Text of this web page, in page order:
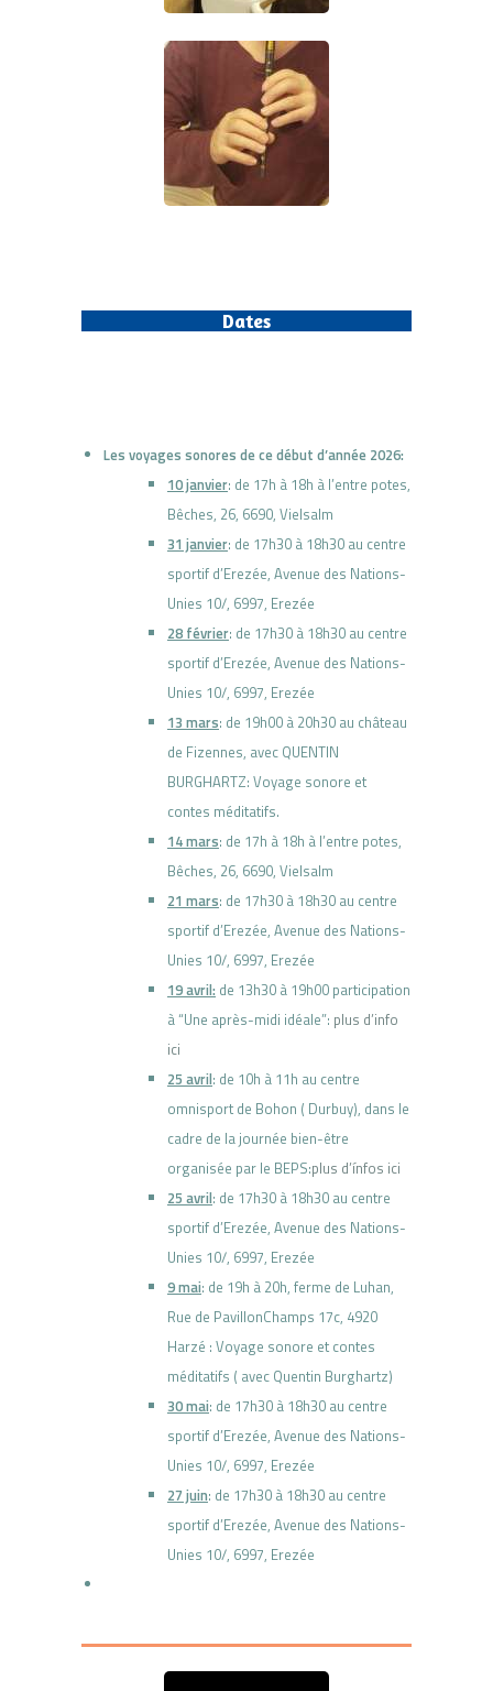
Dates
Les voyages sonores de ce début d’année 2026:
10 janvier: de 17h à 18h à l’entre potes,
Bêches, 26, 6690, Vielsalm
31 janvier: de 17h30 à 18h30 au centre
sportif d’Erezée, Avenue des Nations-
Unies 10/, 6997, Erezée
28 février: de 17h30 à 18h30 au centre
sportif d’Erezée, Avenue des Nations-
Unies 10/, 6997, Erezée
13 mars: de 19h00 à 20h30 au château
de Fizennes, avec QUENTIN
BURGHARTZ: Voyage sonore et
contes méditatifs.
14 mars: de 17h à 18h à l’entre potes,
Bêches, 26, 6690, Vielsalm
21 mars: de 17h30 à 18h30 au centre
sportif d’Erezée, Avenue des Nations-
Unies 10/, 6997, Erezée
19 avril: de 13h30 à 19h00 participation
à “Une après-midi idéale”: plus d’info
ici
25 avril: de 10h à 11h au centre
omnisport de Bohon ( Durbuy), dans le
cadre de la journée bien-être
organisée par le BEPS:plus d’ínfos ici
25 avril: de 17h30 à 18h30 au centre
sportif d’Erezée, Avenue des Nations-
Unies 10/, 6997, Erezée
9 mai: de 19h à 20h, ferme de Luhan,
Rue de PavillonChamps 17c, 4920
Harzé : Voyage sonore et contes
méditatifs ( avec Quentin Burghartz)
30 mai: de 17h30 à 18h30 au centre
sportif d’Erezée, Avenue des Nations-
Unies 10/, 6997, Erezée
27 juin: de 17h30 à 18h30 au centre
sportif d’Erezée, Avenue des Nations-
Unies 10/, 6997, Erezée